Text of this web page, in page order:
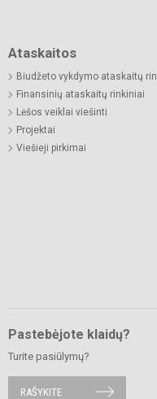
Ataskaitos
Biudžeto vykdymo ataskaitų
Finansinių ataskaitų rinkiniai
Lėšos veiklai viešinti
Projektai
Viešieji pirkimai
Pastebėjote klaidų?
Turite pasiūlymų?
RAŠYKITE